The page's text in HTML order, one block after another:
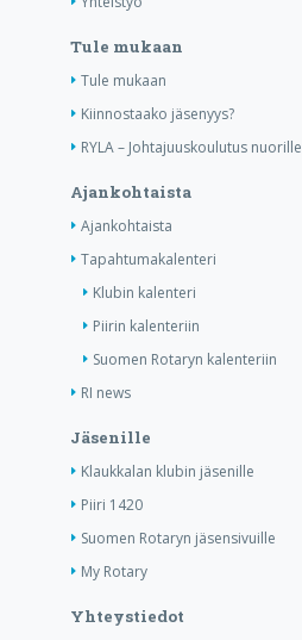
Tule mukaan
Tule mukaan
Kiinnostaako jäsenyys?
RYLA – Johtajuuskoulutus nuorille
Ajankohtaista
Ajankohtaista
Tapahtumakalenteri
Klubin kalenteri
Piirin kalenteriin
Suomen Rotaryn kalenteriin
RI news
Jäsenille
Klaukkalan klubin jäsenille
Piiri 1420
Suomen Rotaryn jäsensivuille
My Rotary
Yhteystiedot